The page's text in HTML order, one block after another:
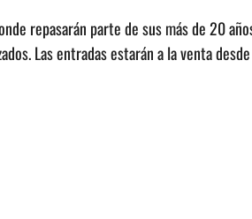
repasarán parte de sus más de 20
Las entradas estarán a la venta